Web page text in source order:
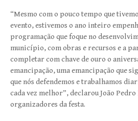
“Mesmo com o pouco tempo que
evento, estivemos o ano inteiro
programação que foque no
município, com obras e recursos e a
completar com chave de ouro o
emancipação, uma emancipação que
que nós defendemos e trabalhamos
cada vez melhor”, declarou João Pedro
organizadores da festa.